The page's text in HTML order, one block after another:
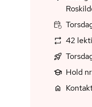
42
Hold